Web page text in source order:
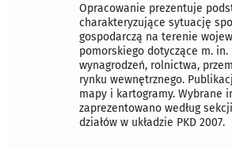
Opracowanie prezentuje
charakteryzujące sytuację
gospodarczą na terenie
pomorskiego dotyczące m. in.
wynagrodzeń, rolnictwa,
rynku wewnętrznego.
mapy i kartogramy. Wybrane
zaprezentowano według
działów w układzie PKD 2007.